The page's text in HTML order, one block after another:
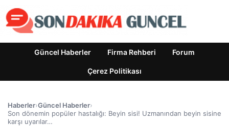
Güncel Haberler Firma Rehberi Forum
Çerez Politikası
Haberler›Güncel Haberler›
Son dönemin popüler hastalığı: Beyin sisi! Uzmanından beyin sisine
karşı uyarılar…